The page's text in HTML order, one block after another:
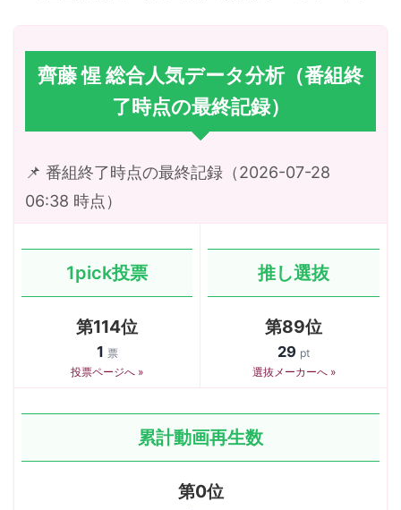
齊藤 惺 総合人気データ分析（番組終
了時点の最終記録）
📌 番組終了時点の最終記録（2026-07-28
06:38 時点）
1pick投票
第114位
1 票
投票ページへ »
推し選抜
第89位
29 pt
選抜メーカーへ »
累計動画再生数
第0位